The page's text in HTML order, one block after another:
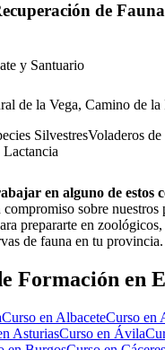
de
y Santuario
de la Vega, Camino de la
SilvestresVoladeros de
en alguno de estos
sobre nuestros
prepararte en zoológicos,
de fauna en tu provincia.
Formación en
Curso en AlbaceteCurso en
AsturiasCurso en Ávila